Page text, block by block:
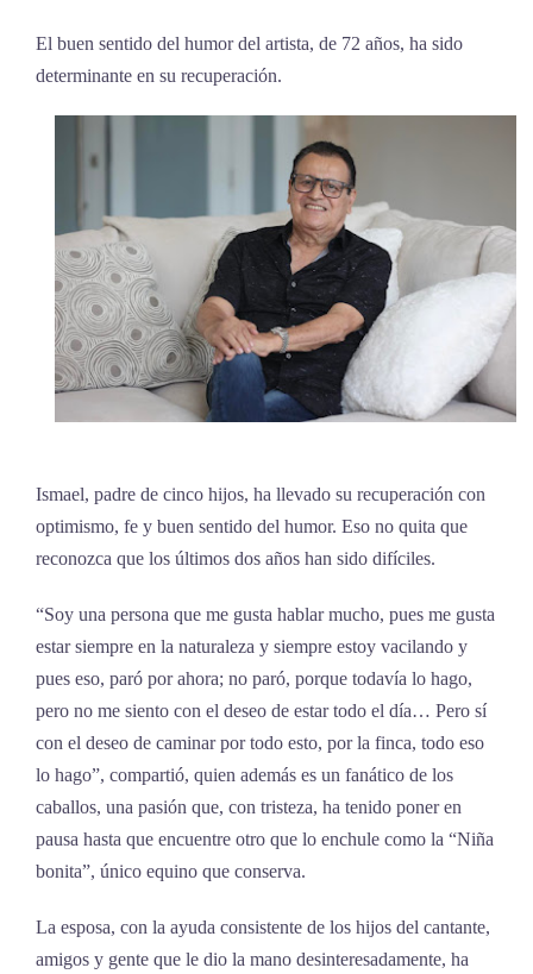
El buen sentido del humor del artista, de 72 años, ha sido
determinante en su recuperación.
Ismael, padre de cinco hijos, ha llevado su recuperación con
optimismo, fe y buen sentido del humor. Eso no quita que
reconozca que los últimos dos años han sido difíciles.
“Soy una persona que me gusta hablar mucho, pues me gusta
estar siempre en la naturaleza y siempre estoy vacilando y
pues eso, paró por ahora; no paró, porque todavía lo hago,
pero no me siento con el deseo de estar todo el día… Pero sí
con el deseo de caminar por todo esto, por la finca, todo eso
lo hago”, compartió, quien además es un fanático de los
caballos, una pasión que, con tristeza, ha tenido poner en
pausa hasta que encuentre otro que lo enchule como la “Niña
bonita”, único equino que conserva.
La esposa, con la ayuda consistente de los hijos del cantante,
amigos y gente que le dio la mano desinteresadamente, ha